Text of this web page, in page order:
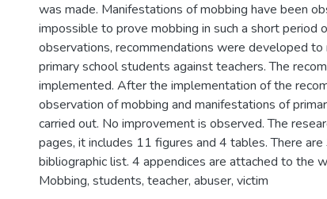
was made. Manifestations of mobbing have been
impossible to prove mobbing in such a short period
observations, recommendations were developed to
primary school students against teachers. The
implemented. After the implementation of the
observation of mobbing and manifestations of
carried out. No improvement is observed. The
pages, it includes 11 figures and 4 tables. There
bibliographic list. 4 appendices are attached to the
Mobbing, students, teacher, abuser, victim